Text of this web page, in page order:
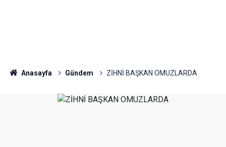
Anasayfa Gündem ZİHNİ BAŞKAN OMUZLARDA